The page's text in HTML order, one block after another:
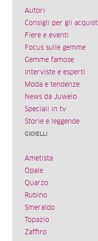
Autori
Consigli per gli acquisti
Fiere e eventi
Focus sulle gemme
Gemme famose
Interviste e esperti
Moda e tendenze
News da Juwelo
Speciali in tv
Storie e leggende
GIOIELLI
Ametista
Opale
Quarzo
Rubino
Smeraldo
Topazio
Zaffiro